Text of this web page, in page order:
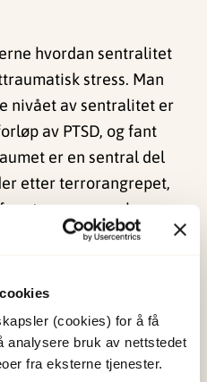
(cookies) for å få
analysere bruk av nettstedet
fra eksterne tjenester.
hvordan sentralitet
stress. Man
nivået av sentralitet er
av PTSD, og fant
er en sentral del
etter terrorangrepet,
at man scorer høyere
både på dette
er med på å sette i
nivå av posttraumatisk
tid. Det ser altså ut til